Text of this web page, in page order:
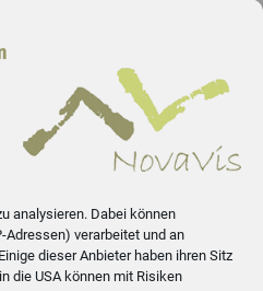
analysieren. Dabei können
Adressen) verarbeitet und an
dieser Anbieter haben ihren Sitz
die USA können mit Risiken
werden. Die
gelöscht. Hinweis: Sie
jederzeit für die Zukunft
vis.de